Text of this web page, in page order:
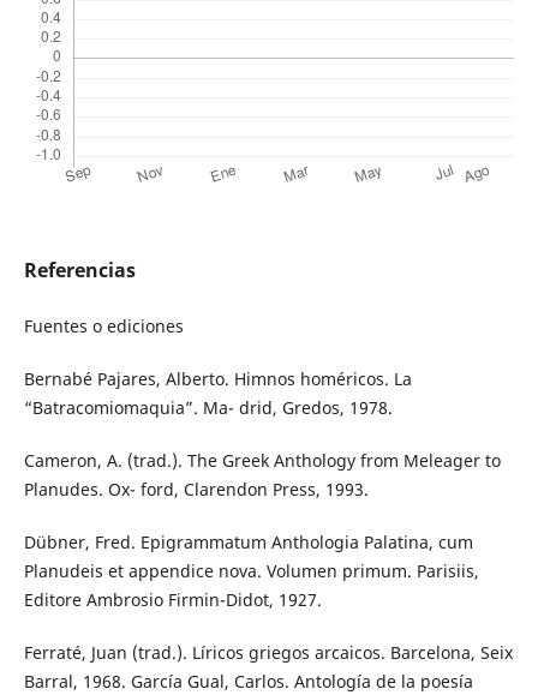
Referencias
Fuentes o ediciones
Bernabé Pajares, Alberto. Himnos homéricos. La
“Batracomiomaquia”. Ma- drid, Gredos, 1978.
Cameron, A. (trad.). The Greek Anthology from Meleager to
Planudes. Ox- ford, Clarendon Press, 1993.
Dübner, Fred. Epigrammatum Anthologia Palatina, cum
Planudeis et appendice nova. Volumen primum. Parisiis,
Editore Ambrosio Firmin-Didot, 1927.
Ferraté, Juan (trad.). Líricos griegos arcaicos. Barcelona, Seix
Barral, 1968. García Gual, Carlos. Antología de la poesía